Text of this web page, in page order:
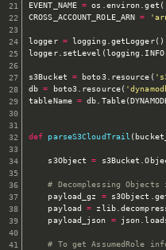
EVENT_NAME = os .environ.get (
CROSS_ACCOUNT_ROLE_ARN =
logger = logging .getLogger( )
logger. setLevel ( logging . INFO
s3Bucket = boto3. resource (
db = boto3. resource(
tableName = db. Table(
def parseS3CloudTrail (
    s3Object
= s3Bucket .
# Decomplessing Objects
    payload_gz
= s3Object .
    payload
= zlib.
    payload_json
= json.
# To get AssumedRole